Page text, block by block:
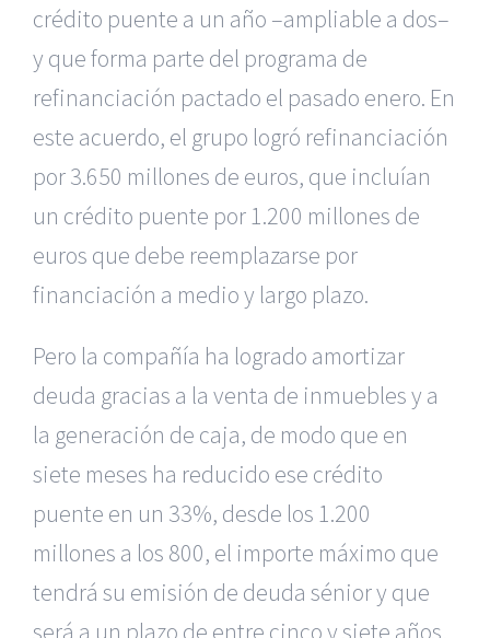
crédito puente a un año –ampliable a dos–
y que forma parte del programa de
refinanciación pactado el pasado enero. En
este acuerdo, el grupo logró refinanciación
por 3.650 millones de euros, que incluían
un crédito puente por 1.200 millones de
euros que debe reemplazarse por
financiación a medio y largo plazo.
Pero la compañía ha logrado amortizar
deuda gracias a la venta de inmuebles y a
la generación de caja, de modo que en
siete meses ha reducido ese crédito
puente en un 33%, desde los 1.200
millones a los 800, el importe máximo que
tendrá su emisión de deuda sénior y que
será a un plazo de entre cinco y siete años,